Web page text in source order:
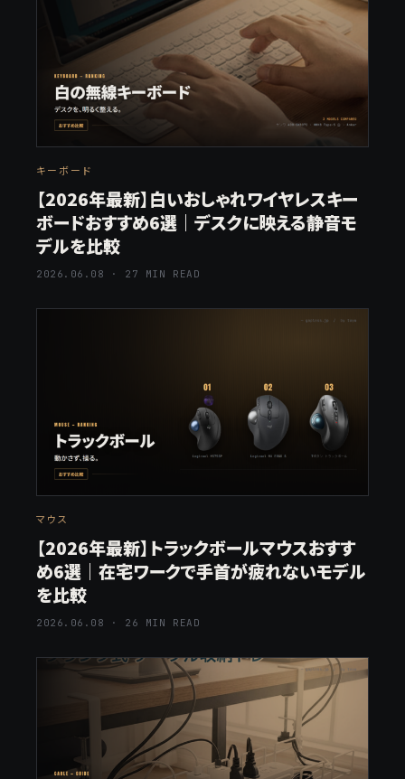
キーボード
【2026年最新】白いおしゃれワイヤレスキー
ボードおすすめ6選｜デスクに映える静音モ
デルを比較
2026.06.08 · 27 MIN READ
マウス
【2026年最新】トラックボールマウスおすす
め6選｜在宅ワークで手首が疲れないモデル
を比較
2026.06.08 · 26 MIN READ